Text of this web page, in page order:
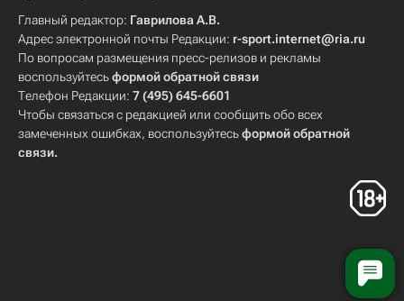
Главный редактор: Гаврилова А.В.
Адрес электронной почты Редакции: r-sport.internet@ria.ru
По вопросам размещения пресс-релизов и рекламы
воспользуйтесьформой обратной связи
Телефон Редакции: 7 (495) 645-6601
Чтобы связаться с редакцией или сообщить обо всех
замеченных ошибках, воспользуйтесьформой обратной
связи.